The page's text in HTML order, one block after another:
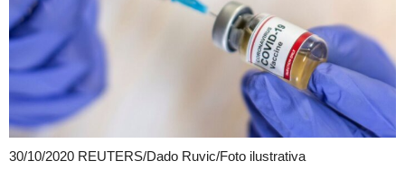
30/10/2020 REUTERS/Dado Ruvic/Foto ilustrativa